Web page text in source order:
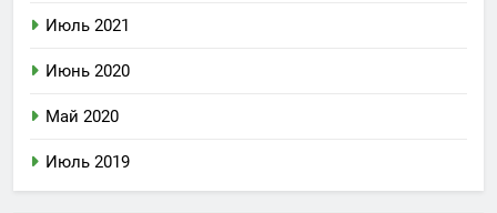
Июль 2021
Июнь 2020
Май 2020
Июль 2019